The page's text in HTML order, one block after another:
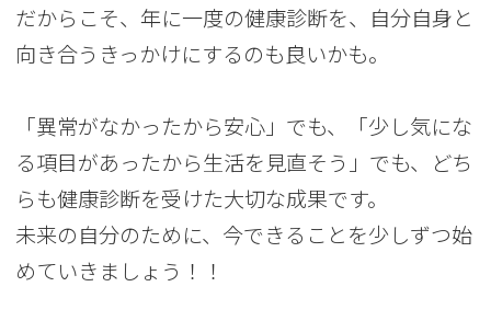
だからこそ、年に一度の健康診断を、自分自身と
向き合うきっかけにするのも良いかも。
「異常がなかったから安心」でも、「少し気にな
る項目があったから生活を見直そう」でも、どち
らも健康診断を受けた大切な成果です。
未来の自分のために、今できることを少しずつ始
めていきましょう！！